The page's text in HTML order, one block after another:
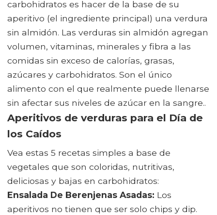
carbohidratos es hacer de la base de su
aperitivo (el ingrediente principal) una verdura
sin almidón. Las verduras sin almidón agregan
volumen, vitaminas, minerales y fibra a las
comidas sin exceso de calorías, grasas,
azúcares y carbohidratos. Son el único
alimento con el que realmente puede llenarse
sin afectar sus niveles de azúcar en la sangre..
Aperitivos de verduras para el Día de
los Caídos
Vea estas 5 recetas simples a base de
vegetales que son coloridas, nutritivas,
deliciosas y bajas en carbohidratos:
Ensalada De Berenjenas Asadas: Los
aperitivos no tienen que ser solo chips y dip.